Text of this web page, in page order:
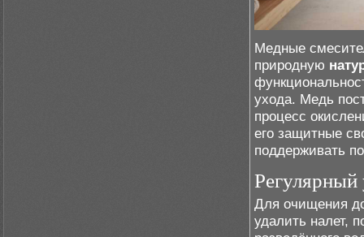
Медные
природную
ухода. Медь
процесс
его защитные
поддерживать
Регулярный
Для очищения
удалить налет,